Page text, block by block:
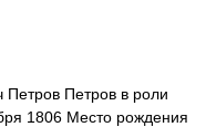
Петров в роли
1806 Место рождения